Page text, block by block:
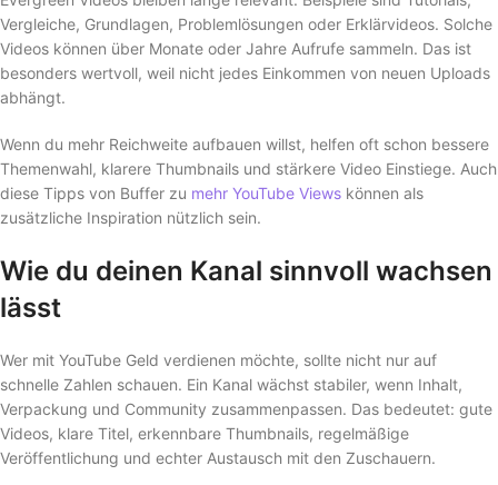
Vergleiche, Grundlagen, Problemlösungen oder Erklärvideos. Solche
Videos können über Monate oder Jahre Aufrufe sammeln. Das ist
besonders wertvoll, weil nicht jedes Einkommen von neuen Uploads
abhängt.
Wenn du mehr Reichweite aufbauen willst, helfen oft schon bessere
Themenwahl, klarere Thumbnails und stärkere Video Einstiege. Auch
diese Tipps von Buffer zu mehr YouTube Views können als
zusätzliche Inspiration nützlich sein.
Wie du deinen Kanal sinnvoll wachsen
lässt
Wer mit YouTube Geld verdienen möchte, sollte nicht nur auf
schnelle Zahlen schauen. Ein Kanal wächst stabiler, wenn Inhalt,
Verpackung und Community zusammenpassen. Das bedeutet: gute
Videos, klare Titel, erkennbare Thumbnails, regelmäßige
Veröffentlichung und echter Austausch mit den Zuschauern.